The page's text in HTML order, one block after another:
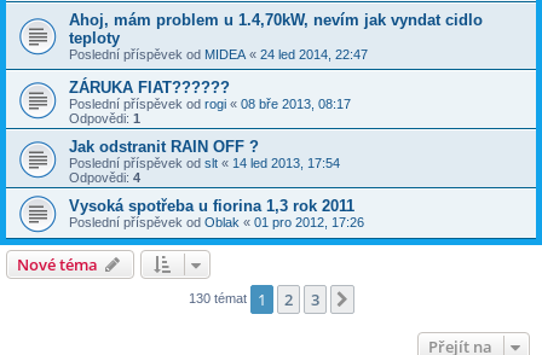
Ahoj, mám problem u 1.4,70kW, nevím jak vyndat cidlo
teploty
Poslední příspěvek od MIDEA « 24 led 2014, 22:47
ZÁRUKA FIAT??????
Poslední příspěvek od rogi « 08 bře 2013, 08:17
Odpovědi: 1
Jak odstranit RAIN OFF ?
Poslední příspěvek od slt « 14 led 2013, 17:54
Odpovědi: 4
Vysoká spotřeba u fiorina 1,3 rok 2011
Poslední příspěvek od Oblak « 01 pro 2012, 17:26
Nové téma
130 témat 1 2 3
Přejít na